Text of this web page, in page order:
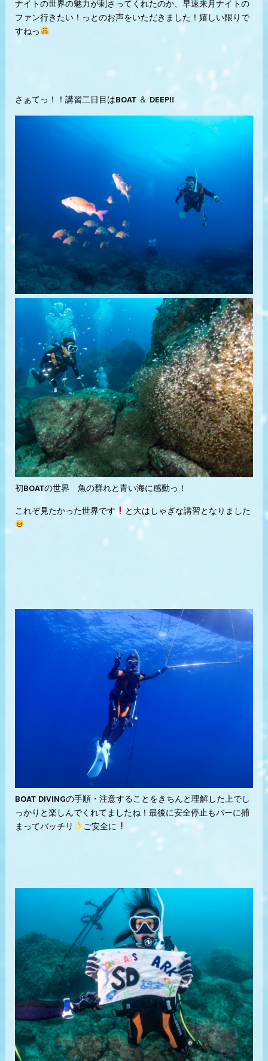
ナイトの世界の魅力が刺さってくれたのか、早速来月ナイトの
ファン行きたい！っとのお声をいただきました！嬉しい限りで
すねっ
さぁてっ！！講習二日目はBOAT ＆ DEEP!!
初BOATの世界 魚の群れと青い海に感動っ！
これぞ見たかった世界です と大はしゃぎな講習となりました
BOAT DIVINGの手順・注意することをきちんと理解した上でし
っかりと楽しんでくれてましたね！最後に安全停止もバーに捕
まってバッチリ
ご安全に